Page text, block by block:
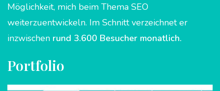
Möglichkeit, mich beim Thema SEO
weiterzuentwickeln. Im Schnitt verzeichnet er
inzwischen rund 3.600 Besucher monatlich.
Portfolio